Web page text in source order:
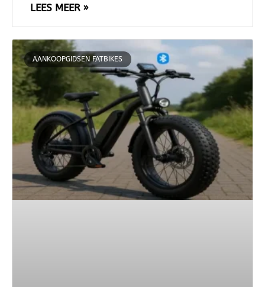
LEES MEER »
AANKOOPGIDSEN FATBIKES